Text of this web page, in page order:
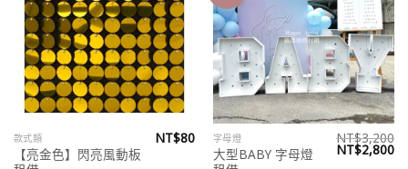
Add to
wishlist
款式類
【亮金色】閃亮風動板
NT$80
Add to
wishlist
字母燈
大型BABY 字母燈
NT$3,200
原
始
NT$2,800目